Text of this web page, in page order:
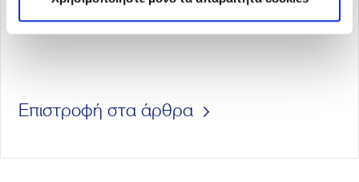
Επιστροφή στα άρθρα